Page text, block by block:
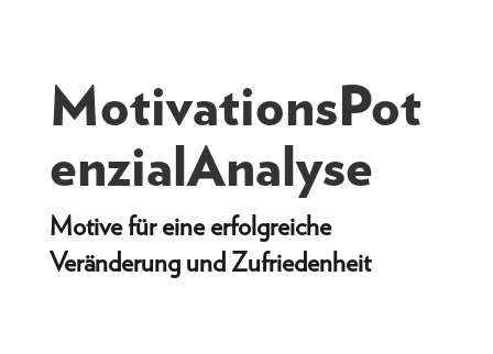
MotivationsPot
enzialAnalyse
Motive für eine erfolgreiche
Veränderung und Zufriedenheit